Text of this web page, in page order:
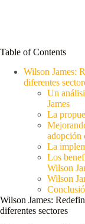
Table of Contents
Wilson James:
diferentes
Un
James
La
adopción
La
Los
Wilson
Wilson
Wilson James:
diferentes sectores